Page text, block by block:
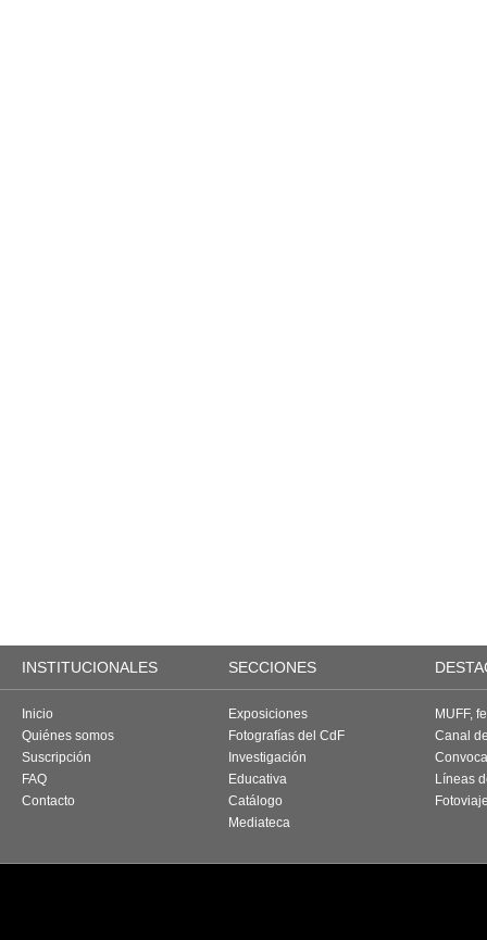
INSTITUCIONALES SECCIONES
Inicio
Quiénes somos
Suscripción
FAQ
Contacto
Exposiciones
Fotografías del CdF
Investigación
Educativa
Catálogo
Mediateca
MUFF,
Canal
Líneas